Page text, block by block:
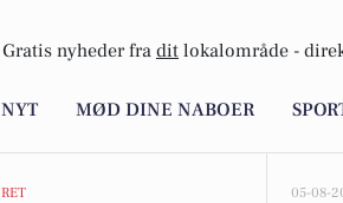
Gratis nyheder fra dit lokalområde -
MØD DINE NABOER
05-08-